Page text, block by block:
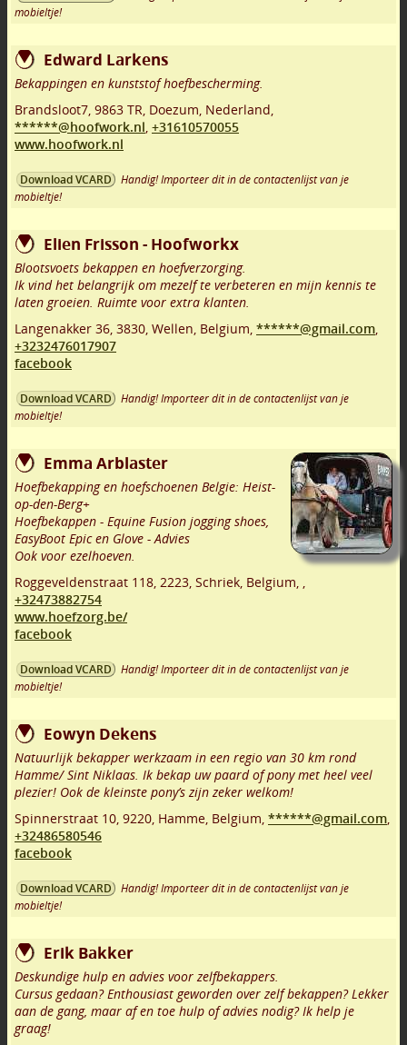
mobieltje!
Edward Larkens
Bekappingen en kunststof hoefbescherming.
Brandsloot7, 9863 TR, Doezum, Nederland,
******@hoofwork.nl, +31610570055
www.hoofwork.nl
Download VCARD
Handig! Importeer dit in de contactenlijst van je
mobieltje!
Elien Frisson - Hoofworkx
Blootsvoets bekappen en hoefverzorging.
Ik vind het belangrijk om mezelf te verbeteren en mijn kennis te
laten groeien. Ruimte voor extra klanten.
Langenakker 36, 3830, Wellen, Belgium, ******@gmail.com,
+3232476017907
facebook
Download VCARD
Handig! Importeer dit in de contactenlijst van je
mobieltje!
Emma Arblaster
Hoefbekapping en hoefschoenen Belgie: Heist-
op-den-Berg+
Hoefbekappen - Equine Fusion jogging shoes,
EasyBoot Epic en Glove - Advies
Ook voor ezelhoeven.
Roggeveldenstraat 118, 2223, Schriek, Belgium, ,
+32473882754
www.hoefzorg.be/
facebook
Download VCARD
Handig! Importeer dit in de contactenlijst van je
mobieltje!
Eowyn Dekens
Natuurlijk bekapper werkzaam in een regio van 30 km rond
Hamme/ Sint Niklaas. Ik bekap uw paard of pony met heel veel
plezier! Ook de kleinste pony’s zijn zeker welkom!
Spinnerstraat 10, 9220, Hamme, Belgium, ******@gmail.com,
+32486580546
facebook
Download VCARD
Handig! Importeer dit in de contactenlijst van je
mobieltje!
Erik Bakker
Deskundige hulp en advies voor zelfbekappers.
Cursus gedaan? Enthousiast geworden over zelf bekappen? Lekker
aan de gang, maar af en toe hulp of advies nodig? Ik help je
graag!